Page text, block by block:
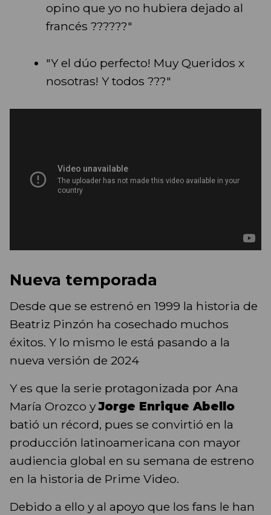
opino que yo no hubiera dejado al
francés ??????"
"Y el dúo perfecto! Muy Queridos x
nosotras! Y todos ???"
Nueva temporada
Desde que se estrenó en 1999 la historia de
Beatriz Pinzón ha cosechado muchos
éxitos. Y lo mismo le está pasando a la
nueva versión de 2024
Y es que la serie protagonizada por Ana
María Orozco yJorge Enrique Abello
batió un récord, pues se convirtió en la
producción latinoamericana con mayor
audiencia global en su semana de estreno
en la historia de Prime Video.
Debido a ello y al apoyo que los fans le han